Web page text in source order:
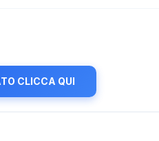
CLICCA QUI